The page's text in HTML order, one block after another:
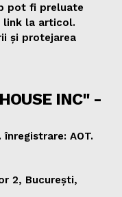
pot fi preluate
link la articol.
și protejarea
INC" -
AOT.
2, București,